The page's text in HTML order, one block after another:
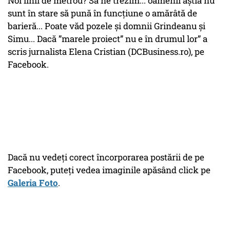
sunt în stare să pună în funcțiune o amărâtă de
barieră... Poate văd pozele și domnii Grindeanu și
Simu... Dacă ”marele proiect” nu e în drumul lor” a
scris jurnalista Elena Cristian (DCBusiness.ro), pe
Facebook.
Dacă nu vedeți corect încorporarea postării de pe
Facebook, puteți vedea imaginile apăsând click pe
Galeria Foto.